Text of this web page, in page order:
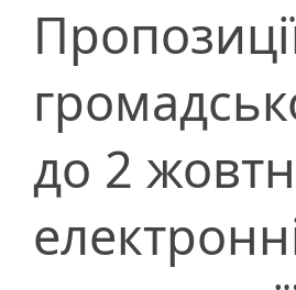
до 2